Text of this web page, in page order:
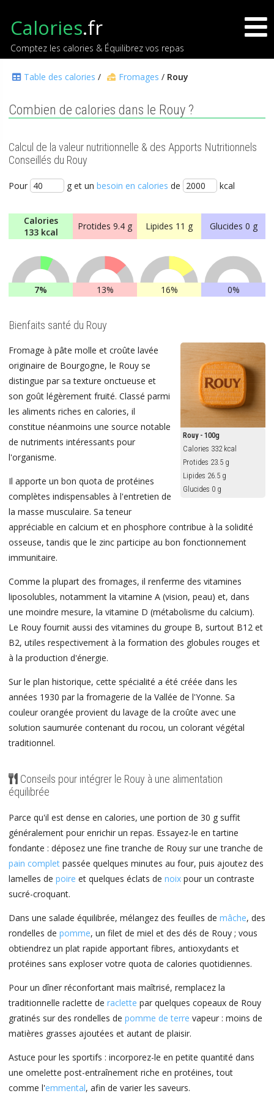
Calories.fr
Comptez les calories & Équilibrez vos repas
Table des calories / Fromages / Rouy
Combien de calories dans le Rouy ?
Calcul de la valeur nutritionnelle & des Apports Nutritionnels
Conseillés du Rouy
Pour g et un besoin en calories de kcal
Calories
133 kcal
Protides 9.4 g Lipides 11 g Glucides 0 g
7% 13% 16% 0%
Bienfaits santé du Rouy
Rouy - 100g
Calories 332 kcal
Protides 23.5 g
Lipides 26.5 g
Glucides 0 g
Fromage à pâte molle et croûte lavée
originaire de Bourgogne, le Rouy se
distingue par sa texture onctueuse et
son goût légèrement fruité. Classé parmi
les aliments riches en calories, il
constitue néanmoins une source notable
de nutriments intéressants pour
l'organisme.
Il apporte un bon quota de protéines
complètes indispensables à l'entretien de
la masse musculaire. Sa teneur
appréciable en calcium et en phosphore contribue à la solidité
osseuse, tandis que le zinc participe au bon fonctionnement
immunitaire.
Comme la plupart des fromages, il renferme des vitamines
liposolubles, notamment la vitamine A (vision, peau) et, dans
une moindre mesure, la vitamine D (métabolisme du calcium).
Le Rouy fournit aussi des vitamines du groupe B, surtout B12 et
B2, utiles respectivement à la formation des globules rouges et
à la production d'énergie.
Sur le plan historique, cette spécialité a été créée dans les
années 1930 par la fromagerie de la Vallée de l'Yonne. Sa
couleur orangée provient du lavage de la croûte avec une
solution saumurée contenant du rocou, un colorant végétal
traditionnel.
Conseils pour intégrer le Rouy à une alimentation
équilibrée
Parce qu'il est dense en calories, une portion de 30 g suffit
généralement pour enrichir un repas. Essayez-le en tartine
fondante : déposez une fine tranche de Rouy sur une tranche de
pain complet passée quelques minutes au four, puis ajoutez des
lamelles de poire et quelques éclats de noix pour un contraste
sucré-croquant.
Dans une salade équilibrée, mélangez des feuilles de mâche, des
rondelles de pomme, un filet de miel et des dés de Rouy ; vous
obtiendrez un plat rapide apportant fibres, antioxydants et
protéines sans exploser votre quota de calories quotidiennes.
Pour un dîner réconfortant mais maîtrisé, remplacez la
traditionnelle raclette de raclette par quelques copeaux de Rouy
gratinés sur des rondelles de pomme de terre vapeur : moins de
matières grasses ajoutées et autant de plaisir.
Astuce pour les sportifs : incorporez-le en petite quantité dans
une omelette post-entraînement riche en protéines, tout
comme l'emmental, afin de varier les saveurs.